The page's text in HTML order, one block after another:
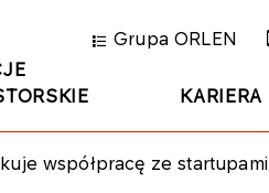
KARIERA
Grupa ORLEN
współpracę ze startupami